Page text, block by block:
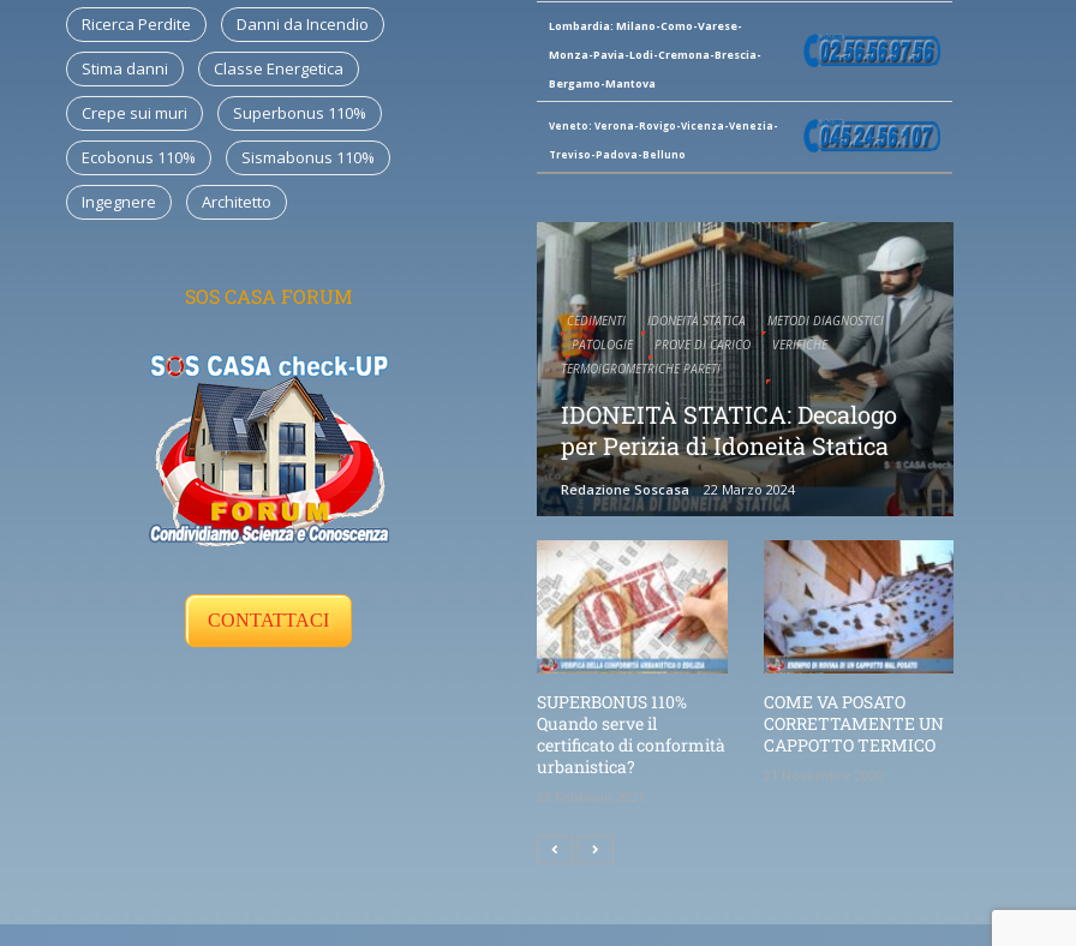
Ricerca Perdite Danni da Incendio
Stima danni Classe Energetica
Crepe sui muri Superbonus 110%
Ecobonus 110% Sismabonus 110%
Ingegnere Architetto
SOS CASA FORUM
CONTATTACI
Lombardia: Milano-Como-Varese-
Monza-Pavia-Lodi-Cremona-Brescia-
Bergamo-Mantova
Veneto: Verona-Rovigo-Vicenza-Venezia-
Treviso-Padova-Belluno
CEDIMENTI IDONEITÀ STATICA
METODI DIAGNOSTICI
PATOLOGIE
PROVE DI CARICO
VERIFICHE
TERMOIGROMETRICHE PARETI
IDONEITÀ STATICA: Decalogo
per Perizia di Idoneità Statica
Redazione Soscasa 22 Marzo 2024
SUPERBONUS 110%
Quando serve il
certificato di conformità
urbanistica?
25 Febbraio 2021
COME VA POSATO
CORRETTAMENTE UN
CAPPOTTO TERMICO
21 Novembre 2020